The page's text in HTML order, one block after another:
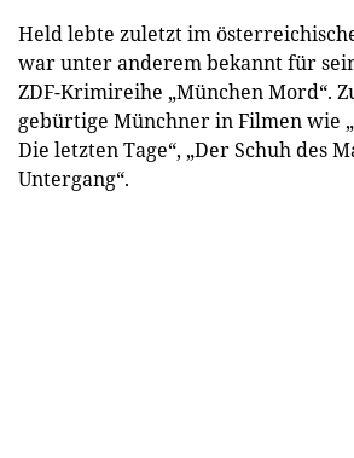
Held lebte zuletzt im
war unter anderem bekannt für
ZDF-Krimireihe „München Mord“.
gebürtige Münchner in Filmen wie
Die letzten Tage“, „Der Schuh des
Untergang“.